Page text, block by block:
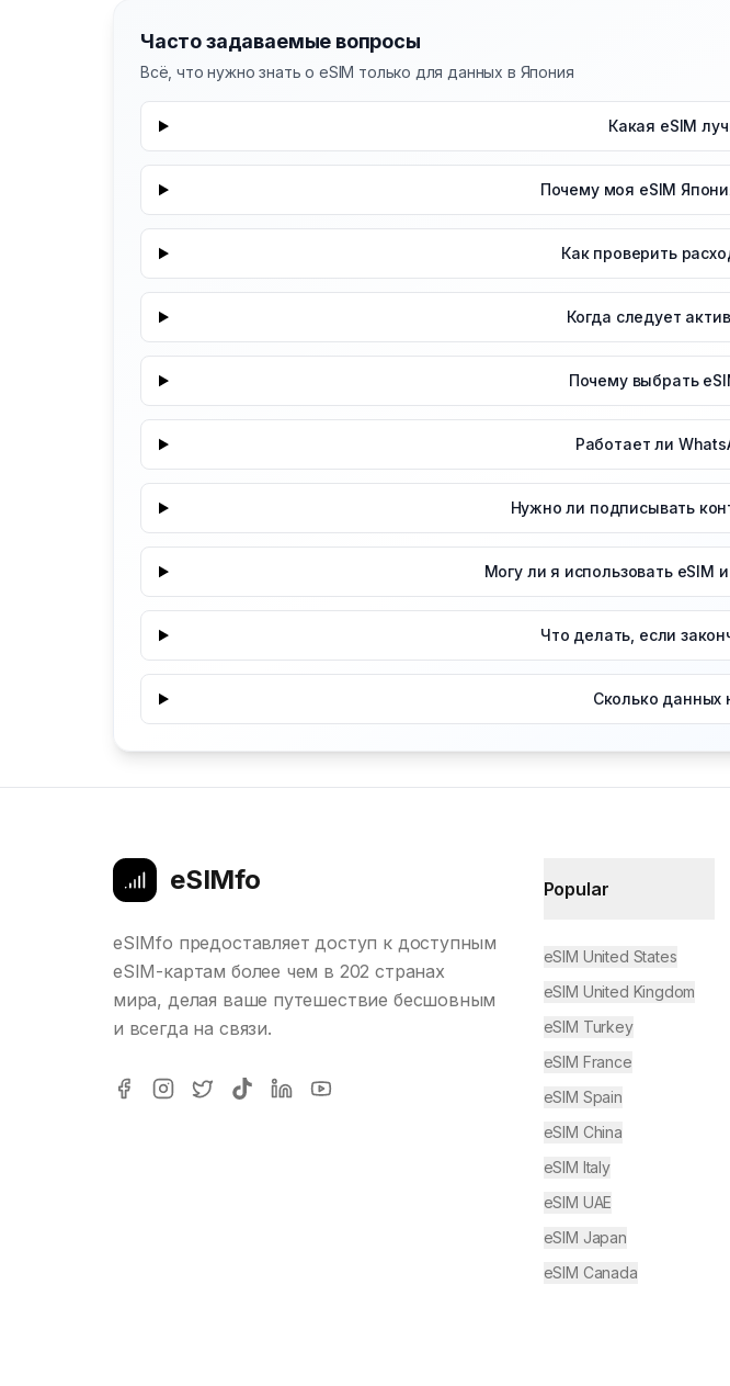
Часто задаваемые вопросы
Всё, что нужно знать о eSIM только для данных в Япония
Какая eSIM
Почему моя eSIM
Как проверить
Когда следует
Почему выбрать
Работает ли
Нужно ли подписывать
Могу ли я использовать eSIM
Что делать, если
Сколько данных
eSIMfo
eSIMfo предоставляет доступ к доступным
eSIM-картам более чем в 202 странах
мира, делая ваше путешествие бесшовным
и всегда на связи.
Popular
eSIM United States
eSIM United Kingdom
eSIM Turkey
eSIM France
eSIM Spain
eSIM China
eSIM Italy
eSIM UAE
eSIM Japan
eSIM Canada